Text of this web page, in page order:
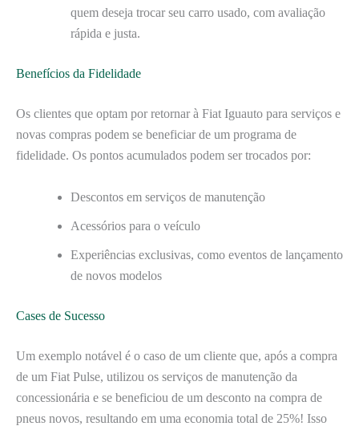
quem deseja trocar seu carro usado, com avaliação
rápida e justa.
Benefícios da Fidelidade
Os clientes que optam por retornar à Fiat Iguauto para serviços e
novas compras podem se beneficiar de um programa de
fidelidade. Os pontos acumulados podem ser trocados por:
Descontos em serviços de manutenção
Acessórios para o veículo
Experiências exclusivas, como eventos de lançamento
de novos modelos
Cases de Sucesso
Um exemplo notável é o caso de um cliente que, após a compra
de um Fiat Pulse, utilizou os serviços de manutenção da
concessionária e se beneficiou de um desconto na compra de
pneus novos, resultando em uma economia total de 25%! Isso